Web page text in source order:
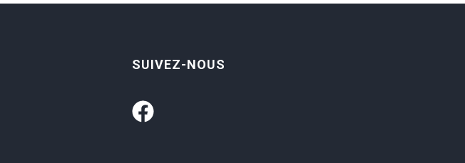
SUIVEZ-NOUS